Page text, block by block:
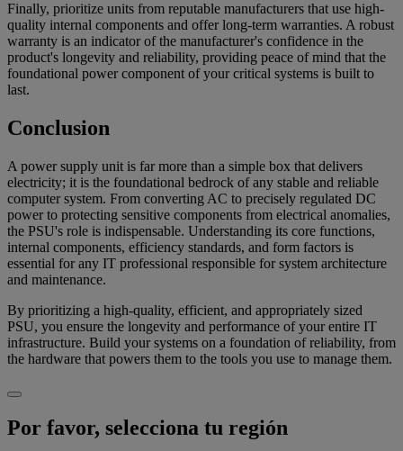
Finally, prioritize units from reputable manufacturers that use high-
quality internal components and offer long-term warranties. A robust
warranty is an indicator of the manufacturer's confidence in the
product's longevity and reliability, providing peace of mind that the
foundational power component of your critical systems is built to
last.
Conclusion
A power supply unit is far more than a simple box that delivers
electricity; it is the foundational bedrock of any stable and reliable
computer system. From converting AC to precisely regulated DC
power to protecting sensitive components from electrical anomalies,
the PSU's role is indispensable. Understanding its core functions,
internal components, efficiency standards, and form factors is
essential for any IT professional responsible for system architecture
and maintenance.
By prioritizing a high-quality, efficient, and appropriately sized
PSU, you ensure the longevity and performance of your entire IT
infrastructure. Build your systems on a foundation of reliability, from
the hardware that powers them to the tools you use to manage them.
Por favor, selecciona tu región